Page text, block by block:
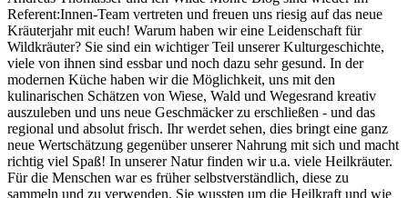
Referent:Innen-Team vertreten und freuen uns riesig auf das neue
Kräuterjahr mit euch! Warum haben wir eine Leidenschaft für
Wildkräuter? Sie sind ein wichtiger Teil unserer Kulturgeschichte,
viele von ihnen sind essbar und noch dazu sehr gesund. In der
modernen Küche haben wir die Möglichkeit, uns mit den
kulinarischen Schätzen von Wiese, Wald und Wegesrand kreativ
auszuleben und uns neue Geschmäcker zu erschließen - und das
regional und absolut frisch. Ihr werdet sehen, dies bringt eine ganz
neue Wertschätzung gegenüber unserer Nahrung mit sich und macht
richtig viel Spaß! In unserer Natur finden wir u.a. viele Heilkräuter.
Für die Menschen war es früher selbstverständlich, diese zu
sammeln und zu verwenden. Sie wussten um die Heilkraft und wie